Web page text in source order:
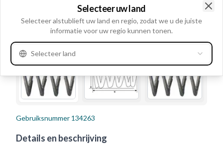
Gebruiksnummer 134263
Details en beschrijving
Selecteer uw land
Selecteer alstublieft uw land en regio, zodat we u de juiste
informatie voor uw regio kunnen tonen.
Selecteer land